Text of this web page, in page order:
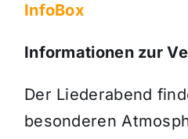
InfoBox
Informationen zur
Der Liederabend
besonderen